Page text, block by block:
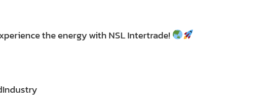
the energy with NSL Intertrade!